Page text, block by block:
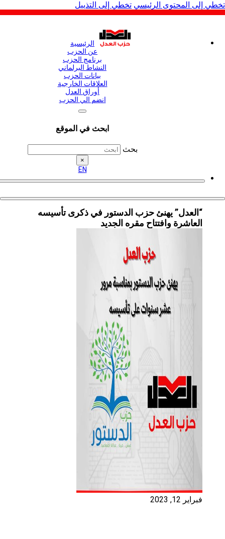
المحتوى الرئيسي تخطي إلى التذييل
الرئيسية
عن الحزب
برنامج الحزب
النشاط البرلماني
بيانات الحزب
العلاقات الخارجية
أوراق العدل
انضم الي الحزب
ابحث في الموقع
“العدل” يهنئ حزب الدستور في ذكرى تأسيسه
العاشرة وافتتاح مقره الجديد
فبراير 12, 2023